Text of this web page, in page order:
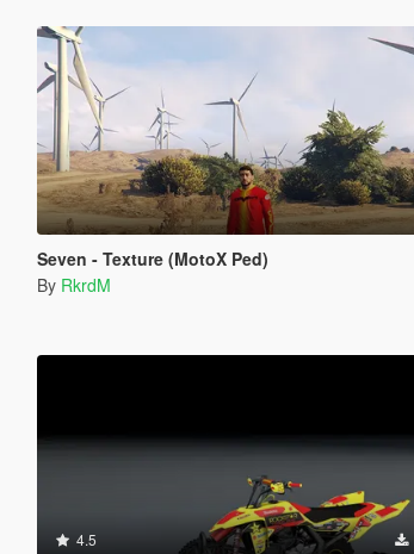
Seven - Texture (MotoX Ped)
By RkrdM
4.5